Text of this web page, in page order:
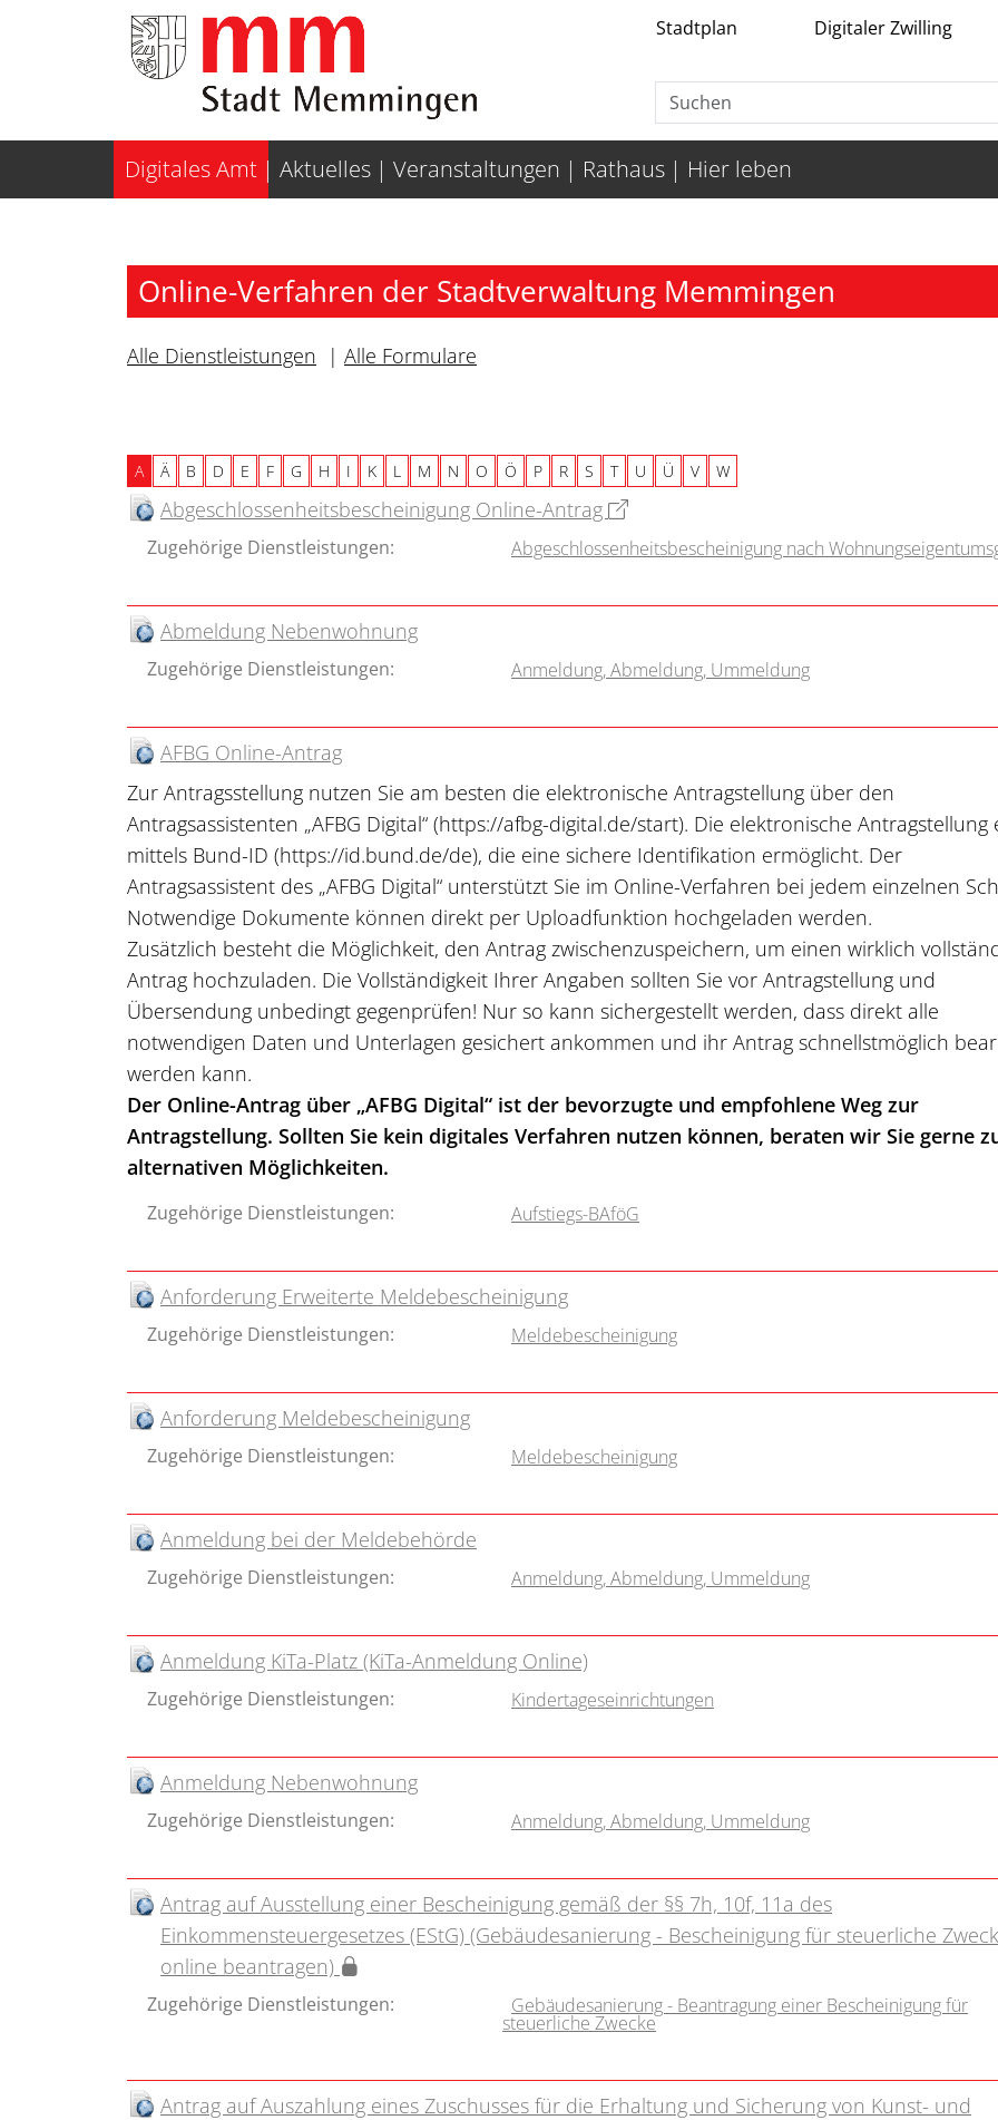
Weiter zur Navigation Weiter zum Inhalt Stadtplan Digitaler Zwilling
Digitales Amt Aktuelles Veranstaltungen Rathaus Hier leben
Online-Verfahren der Stadtverwaltung Memmingen
Alle Dienstleistungen | Alle Formulare
A Ä B D E F G H I K L M N O Ö P R S T U Ü V W
Abgeschlossenheitsbescheinigung Online-Antrag
Zugehörige Dienstleistungen: Abgeschlossenheitsbescheinigung nach
Abmeldung Nebenwohnung
Zugehörige Dienstleistungen: Anmeldung, Abmeldung, Ummeldung
AFBG Online-Antrag
Zur Antragsstellung nutzen Sie am besten die elektronische Antragstellung über den
Antragsassistenten „AFBG Digital“ (https://afbg-digital.de/start). Die elektronische Antragstellung
mittels Bund-ID (https://id.bund.de/de), die eine sichere Identifikation ermöglicht. Der
Antragsassistent des „AFBG Digital“ unterstützt Sie im Online-Verfahren bei jedem einzelnen
Notwendige Dokumente können direkt per Uploadfunktion hochgeladen werden.
Zusätzlich besteht die Möglichkeit, den Antrag zwischenzuspeichern, um einen wirklich
Antrag hochzuladen. Die Vollständigkeit Ihrer Angaben sollten Sie vor Antragstellung und
Übersendung unbedingt gegenprüfen! Nur so kann sichergestellt werden, dass direkt alle
notwendigen Daten und Unterlagen gesichert ankommen und ihr Antrag schnellstmöglich
werden kann.
Der Online-Antrag über „AFBG Digital“ ist der bevorzugte und empfohlene Weg zur
Antragstellung. Sollten Sie kein digitales Verfahren nutzen können, beraten wir Sie gerne
alternativen Möglichkeiten.
Zugehörige Dienstleistungen: Aufstiegs-BAföG
Anforderung Erweiterte Meldebescheinigung
Zugehörige Dienstleistungen: Meldebescheinigung
Anforderung Meldebescheinigung
Zugehörige Dienstleistungen: Meldebescheinigung
Anmeldung bei der Meldebehörde
Zugehörige Dienstleistungen: Anmeldung, Abmeldung, Ummeldung
Anmeldung KiTa-Platz (KiTa-Anmeldung Online)
Zugehörige Dienstleistungen: Kindertageseinrichtungen
Anmeldung Nebenwohnung
Zugehörige Dienstleistungen: Anmeldung, Abmeldung, Ummeldung
Antrag auf Ausstellung einer Bescheinigung gemäß der §§ 7h, 10f, 11a des
Einkommensteuergesetzes (EStG) (Gebäudesanierung - Bescheinigung für steuerliche
online beantragen)
Zugehörige Dienstleistungen: Gebäudesanierung - Beantragung einer Bescheinigung für
steuerliche Zwecke
Antrag auf Auszahlung eines Zuschusses für die Erhaltung und Sicherung von Kunst- und